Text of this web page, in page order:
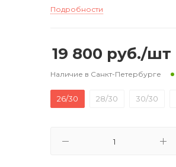
Подробности
19 800 руб./шт
Наличие в Санкт-Петербурге
26/30 28/30 30/30